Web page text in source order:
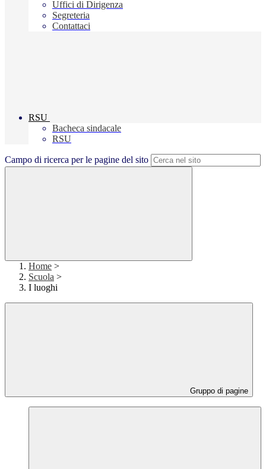
Uffici di Dirigenza
Segreteria
Contattaci
RSU
Bacheca sindacale
RSU
Campo di ricerca per le pagine del sito
Home >
Scuola >
I luoghi
Gruppo di pagine